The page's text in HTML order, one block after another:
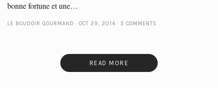
bonne fortune et une…
LE BOUDOIR GOURMAND OCT 29, 2014 3 COMMENTS
READ MORE